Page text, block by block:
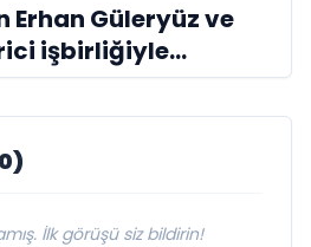
Erhan Güleryüz ve
işbirliğiyle
manifestosu: “Deliler
İlk görüşü siz bildirin!